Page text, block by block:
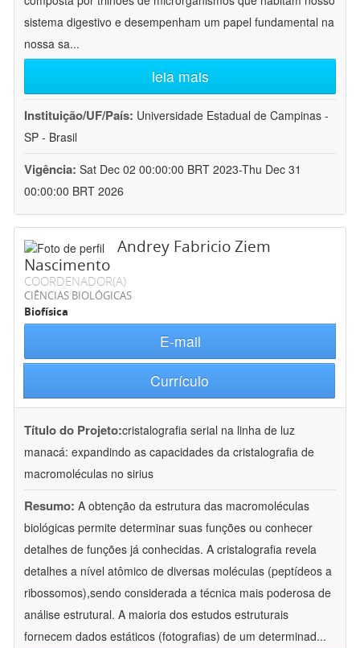
sistema digestivo e desempenham um papel fundamental na
nossa sa...
leia mais
Instituição/UF/País: Universidade Estadual de Campinas -
SP - Brasil
Vigência: Sat Dec 02 00:00:00 BRT 2023-Thu Dec 31
00:00:00 BRT 2026
Andrey Fabricio Ziem
Nascimento
COORDENADOR(A)
CIÊNCIAS BIOLÓGICAS
Biofísica
E-mail
Currículo
Título do Projeto:cristalografia serial na linha de luz
manacá: expandindo as capacidades da cristalografia de
macromoléculas no sirius
Resumo: A obtenção da estrutura das macromoléculas
biológicas permite determinar suas funções ou conhecer
detalhes de funções já conhecidas. A cristalografia revela
detalhes a nível atômico de diversas moléculas (peptídeos a
ribossomos),sendo considerada a técnica mais poderosa de
análise estrutural. A maioria dos estudos estruturais
fornecem dados estáticos (fotografias) de um determinad...